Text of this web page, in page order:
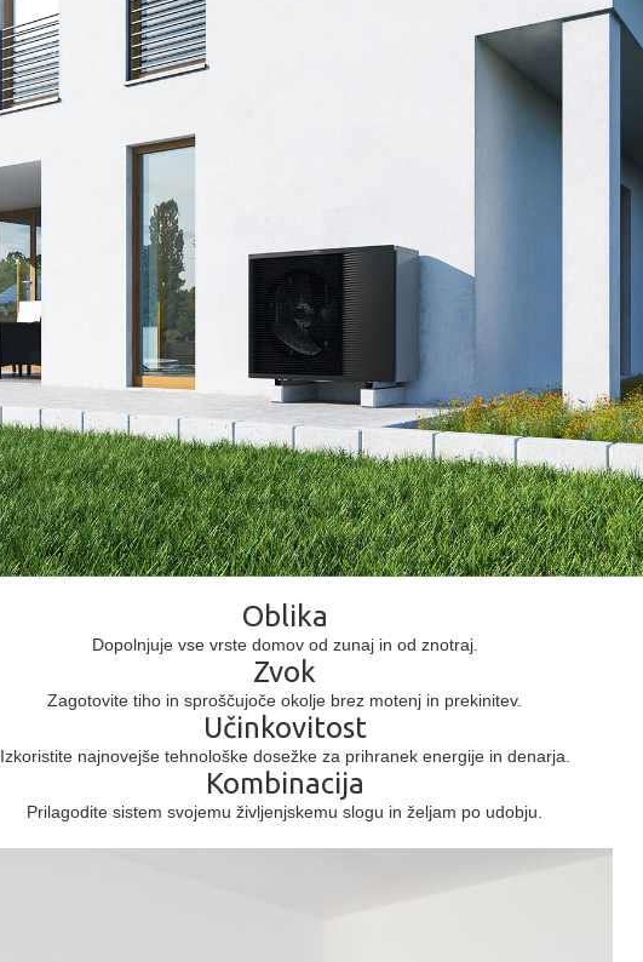
Oblika
Dopolnjuje vse vrste domov od zunaj in od znotraj.
Zvok
Zagotovite tiho in sproščujoče okolje brez motenj in prekinitev.
Učinkovitost
Izkoristite najnovejše tehnološke dosežke za prihranek energije in denarja.
Kombinacija
Prilagodite sistem svojemu življenjskemu slogu in željam po udobju.